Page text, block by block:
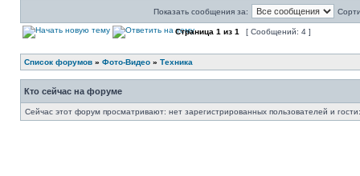
Показать сообщения за:
Страница 1 из 1 [ Сообщений: 4 ]
Список форумов » Фото-Видео » Техника
Кто сейчас на форуме
Сейчас этот форум просматривают: нет зарегистрированных пользователей и